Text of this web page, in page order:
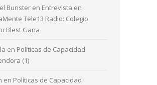
Bunster en Entrevista en
Tele13 Radio: Colegio
Blest Gana
en Políticas de Capacidad
(1)
en Políticas de Capacidad